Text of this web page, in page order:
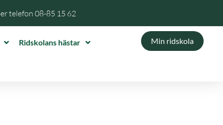
telefon 08-85 15 62
Ridskolans hästar Min ridskola